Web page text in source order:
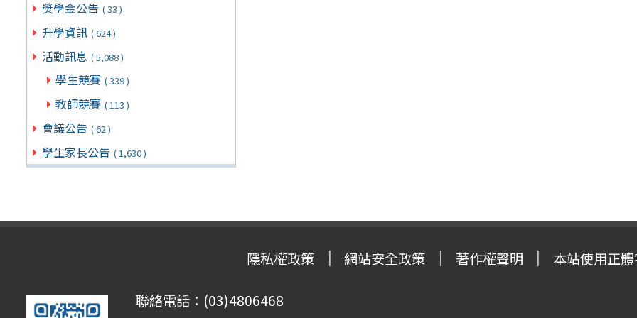
獎學金公告 ( 33 )
升學資訊 ( 624 )
活動訊息 ( 5,088 )
學生競賽 ( 339 )
教師競賽 ( 113 )
會議公告 ( 62 )
學生家長公告 ( 1,630 )
隱私權政策 網站安全政策 著作權聲明 本站使用正
聯絡電話：(03)4806468